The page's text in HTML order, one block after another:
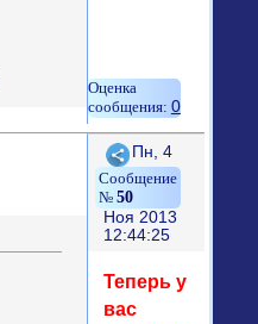
0
Поделиться
50
Пн, 4
Ноя 2013
12:44:25
Теперь у
вас